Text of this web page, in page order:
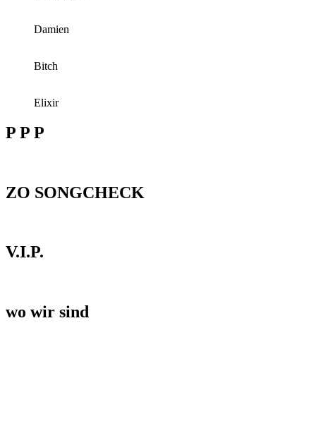
Damien
Bitch
Elixir
P P P
ZO SONGCHECK
V.I.P.
wo wir sind